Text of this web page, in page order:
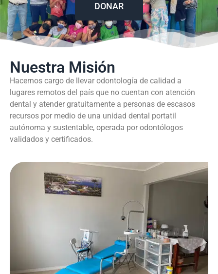
DONAR
Nuestra Misión
Hacernos cargo de llevar odontología de calidad a
lugares remotos del país que no cuentan con atención
dental y atender gratuitamente a personas de escasos
recursos por medio de una unidad dental portatil
autónoma y sustentable, operada por odontólogos
validados y certificados.